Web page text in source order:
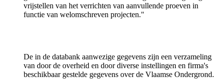
vrijstellen van het verrichten van aanvullende proeven in
functie van welomschreven projecten."
De in de databank aanwezige gegevens zijn een verzameling
van door de overheid en door diverse instellingen en firma's
beschikbaar gestelde gegevens over de Vlaamse Ondergrond.